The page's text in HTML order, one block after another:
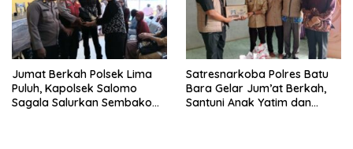
Jumat Berkah Polsek Lima
Puluh, Kapolsek Salomo
Sagala Salurkan Sembako
Satresnarkoba Polres Batu
Bara Gelar Jum’at Berkah,
Santuni Anak Yatim dan